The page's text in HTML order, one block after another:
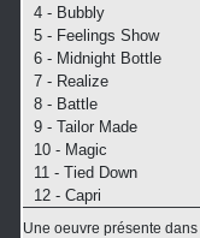
4 - Bubbly
5 - Feelings Show
6 - Midnight Bottle
7 - Realize
8 - Battle
9 - Tailor Made
10 - Magic
11 - Tied Down
12 - Capri
Une oeuvre présente dans